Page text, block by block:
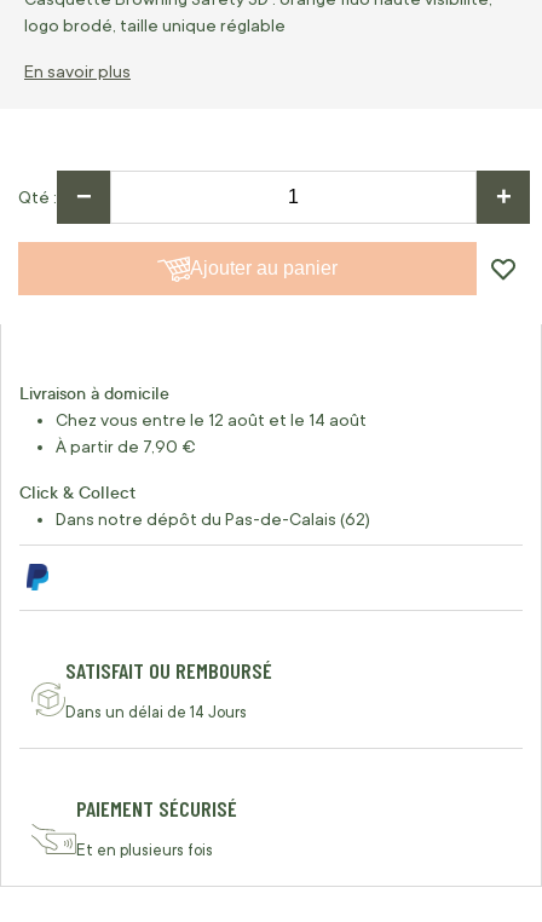
logo brodé, taille unique réglable
En savoir plus
Qté − +
Ajouter au panier
Livraison à domicile
Chez vous entre le 12 août et le 14 août
À partir de 7,90 €
Click & Collect
Dans notre dépôt du Pas-de-Calais (62)
SATISFAIT OU REMBOURSÉ
Dans un délai de 14 Jours
PAIEMENT SÉCURISÉ
Et en plusieurs fois